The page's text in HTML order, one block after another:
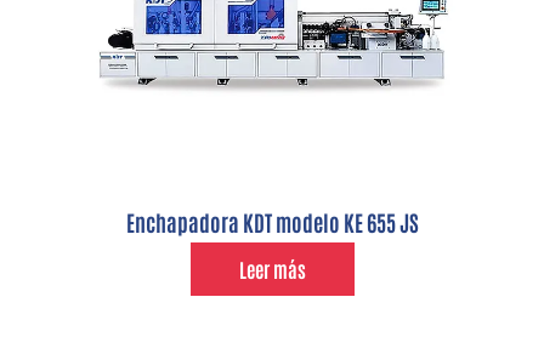
Enchapadora KDT modelo KE 655 JS
Leer más